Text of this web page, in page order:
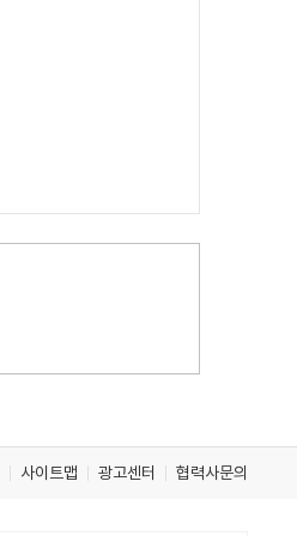
사이트맵 광고센터 협력사문의